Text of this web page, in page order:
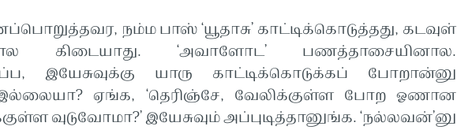
நம்ம பாஸ் ‘யூதாசு’ காட்டிக்கொடுத்தது, கடவுள்
கிடையாது. ‘அவாளோட’ பணத்தாசையினால.
இயேசுவுக்கு யாரு காட்டிக்கொடுக்கப் போறான்னு
இல்லையா? ஏங்க, ‘தெரிஞ்சே, வேலிக்குள்ள போற ஓணான
வுடுவோமா?’ இயேசுவும் அப்புடித்தானுங்க. ‘நல்லவன்’னு